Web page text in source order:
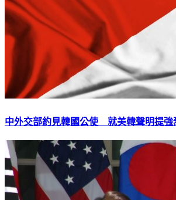
中外交部約見韓國公使 就美韓聲明提強